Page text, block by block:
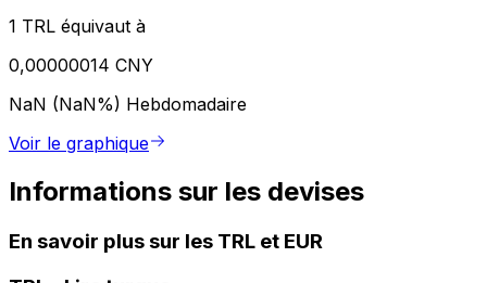
1 TRL équivaut à
0,00000014 CNY
NaN (NaN%) Hebdomadaire
Voir le graphique
Informations sur les devises
En savoir plus sur les TRL et EUR